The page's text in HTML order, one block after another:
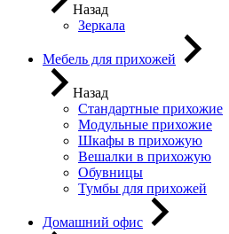
Назад
Зеркала
Мебель для прихожей
Назад
Стандартные прихожие
Модульные прихожие
Шкафы в прихожую
Вешалки в прихожую
Обувницы
Тумбы для прихожей
Домашний офис